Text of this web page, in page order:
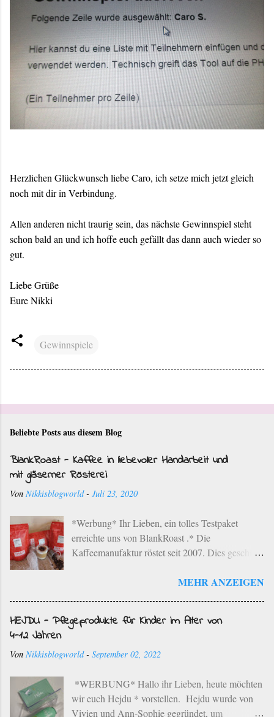
Herzlichen Glückwunsch liebe Caro, ich setze mich jetzt gleich
noch mit dir in Verbindung.
Allen anderen nicht traurig sein, das nächste Gewinnspiel steht
schon bald an und ich hoffe euch gefällt das dann auch wieder so
gut.
Liebe Grüße
Eure Nikki
Gewinnspiele
Beliebte Posts aus diesem Blog
BlankRoast - Kaffee in liebevoller Handarbeit und
mit gläserner Rösterei
Von Nikkisblogworld - Juli 23, 2020
*Werbung* Ihr Lieben, ein tolles Testpaket
erreichte uns von BlankRoast .* Die
Kaffeemanufaktur röstet seit 2007. Dies geschieht
Provenienzen der besten Anbaugebiete der Erde
einem schonenden Langzeit-Röstverfahren unter
geröstet werden. Die Kaffeemanufaktur hat ihren
Aromen der jeweiligen Bohnen werden in
liebevoller Handarbeit herausgearbeitet. Der
Familienbetrieb betreibt eine sortenreine Röstung
MEHR ANZEIGEN
HEJDU - Pflegeprodukte für Kinder im Alter von
4-12 Jahren
Von Nikkisblogworld - September 02, 2022
*WERBUNG* Hallo ihr Lieben, heute möchten
wir euch Hejdu * vorstellen. Hejdu wurde von
Vivien und Ann-Sophie gegründet, um